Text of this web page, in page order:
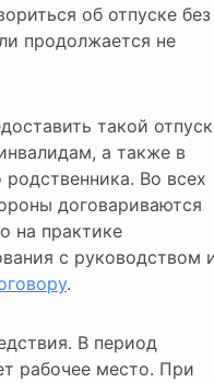
об отпуске без
продолжается не
такой отпуск
а также в
Во всех
договариваются
на практике
с руководством
.
В период
рабочее место. При